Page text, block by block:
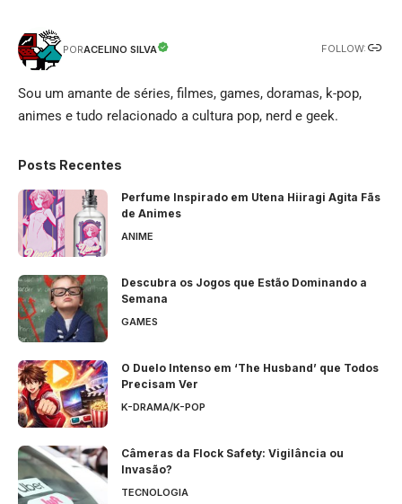
PORACELINO SILVA FOLLOW:
Sou um amante de séries, filmes, games, doramas, k-pop,
animes e tudo relacionado a cultura pop, nerd e geek.
Posts Recentes
Perfume Inspirado em Utena Hiiragi Agita Fãs
de Animes
ANIME
Descubra os Jogos que Estão Dominando a
Semana
GAMES
O Duelo Intenso em ‘The Husband’ que Todos
Precisam Ver
K-DRAMA/K-POP
Câmeras da Flock Safety: Vigilância ou
Invasão?
TECNOLOGIA